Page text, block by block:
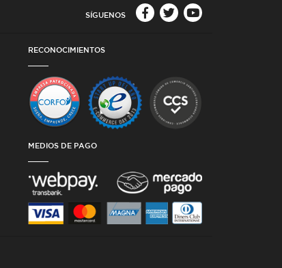
SÍGUENOS
RECONOCIMIENTOS
MEDIOS DE PAGO